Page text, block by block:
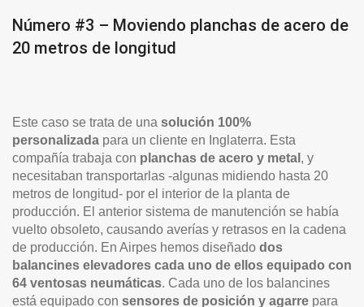
Número #3 – Moviendo planchas de acero de
20 metros de longitud
Este caso se trata de una solución 100%
personalizada para un cliente en Inglaterra. Esta
compañía trabaja con planchas de acero y metal , y
necesitaban transportarlas -algunas midiendo hasta 20
metros de longitud- por el interior de la planta de
producción. El anterior sistema de manutención se había
vuelto obsoleto, causando averías y retrasos en la cadena
de producción. En Airpes hemos diseñado dos
balancines elevadores cada uno de ellos equipado con
64 ventosas neumáticas. Cada uno de los balancines
está equipado con sensores de posición y agarre para